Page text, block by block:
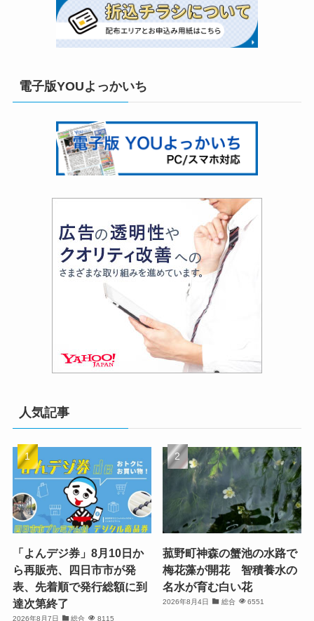
電子版YOUよっかいち
人気記事
「よんデジ券」8月10日か
ら再販売、四日市市が発
表、先着順で発行総額に到
達次第終了
2026年8月7日 総合 8115
菰野町神森の蟹池の水路で
梅花藻が開花 智積養水の
名水が育む白い花
2026年8月4日 総合 6551